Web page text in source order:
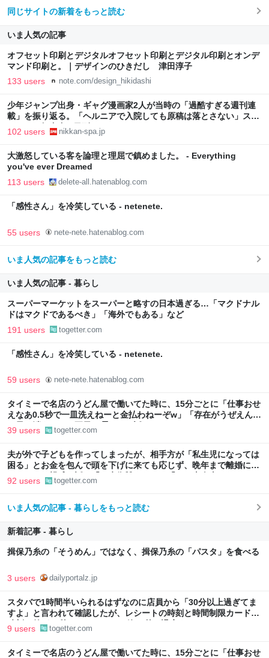
同じサイトの新着をもっと読む
いま人気の記事
オフセット印刷とデジタルオフセット印刷とデジタル印刷とオンデ
マンド印刷と。｜デザインのひきだし 津田淳子
133 users note.com/design_hikidashi
少年ジャンプ出身・ギャグ漫画家2人が当時の「過酷すぎる週刊連
載」を振り返る。「ヘルニアで入院しても原稿は落とさない」スト
イックな舞台裏 | 日刊SPA!
102 users nikkan-spa.jp
大激怒している客を論理と理屈で鎮めました。 - Everything
you've ever Dreamed
113 users delete-all.hatenablog.com
「感性さん」を冷笑している - netenete.
55 users nete-nete.hatenablog.com
いま人気の記事をもっと読む
いま人気の記事 - 暮らし
スーパーマーケットをスーパーと略すの日本過ぎる…「マクドナル
ドはマクドであるべき」「海外でもある」など
191 users togetter.com
「感性さん」を冷笑している - netenete.
59 users nete-nete.hatenablog.com
タイミーで名店のうどん屋で働いてた時に、15分ごとに「仕事おせ
えなあ0.5秒で一皿洗えねーと金払わねーぞw」「存在がうぜえんだ
よ早く消えろ」と耳元で囁かれた話
39 users togetter.com
夫が外で子どもを作ってしまったが、相手方が「私生児になっては
困る」とお金を包んで頭を下げに来ても応じず、晩年まで離婚に応
じなかった親戚の話→「一生復讐になる」「これ本人幸せなの？」
92 users togetter.com
いま人気の記事 - 暮らしをもっと読む
新着記事 - 暮らし
揖保乃糸の「そうめん」ではなく、揖保乃糸の「パスタ」を食べる
3 users dailyportalz.jp
スタバで1時間半いられるはずなのに店員から「30分以上過ぎてま
すよ」と言われて確認したが、レシートの時刻と時間制限カードの
時刻の差が13秒しかない→その後13秒で退店することに
9 users togetter.com
タイミーで名店のうどん屋で働いてた時に、15分ごとに「仕事おせ